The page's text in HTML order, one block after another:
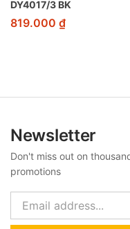
DY4017/3 BK
819.000 ₫
Newsletter
Don't miss out on
promotions